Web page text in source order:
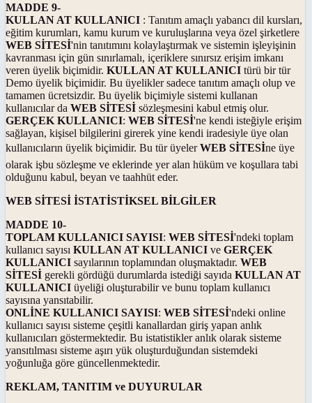
MADDE 9-
KULLAN AT KULLANICI : Tanıtım amaçlı yabancı dil kursları,
eğitim kurumları, kamu kurum ve kuruluşlarına veya özel şirketlere
WEB SİTESİ'nin tanıtımını kolaylaştırmak ve sistemin işleyişinin
kavranması için gün sınırlamalı, içeriklere sınırsız erişim imkanı
veren üyelik biçimidir. KULLAN AT KULLANICI türü bir tür
Demo üyelik biçimidir. Bu üyelikler sadece tanıtım amaçlı olup ve
tamamen ücretsizdir. Bu üyelik biçimiyle sistemi kullanan
kullanıcılar da WEB SİTESİ sözleşmesini kabul etmiş olur.
GERÇEK KULLANICI: WEB SİTESİ'ne kendi isteğiyle erişim
sağlayan, kişisel bilgilerini girerek yine kendi iradesiyle üye olan
kullanıcıların üyelik biçimidir. Bu tür üyelerWEB SİTESİne üye
olarak işbu sözleşme ve eklerinde yer alan hüküm ve koşullara tabi
olduğunu kabul, beyan ve taahhüt eder.
WEB SİTESİ İSTATİSTİKSEL BİLGİLER
MADDE 10-
TOPLAM KULLANICI SAYISI: WEB SİTESİ'ndeki toplam
kullanıcı sayısı KULLAN AT KULLANICI ve GERÇEK
KULLANICI sayılarının toplamından oluşmaktadır. WEB
SİTESİ gerekli gördüğü durumlarda istediği sayıda KULLAN AT
KULLANICI üyeliği oluşturabilir ve bunu toplam kullanıcı
sayısına yansıtabilir.
ONLİNE KULLANICI SAYISI: WEB SİTESİ'ndeki online
kullanıcı sayısı sisteme çeşitli kanallardan giriş yapan anlık
kullanıcıları göstermektedir. Bu istatistikler anlık olarak sisteme
yansıtılması sisteme aşırı yük oluşturduğundan sistemdeki
yoğunluğa göre güncellenmektedir.
REKLAM, TANITIM ve DUYURULAR